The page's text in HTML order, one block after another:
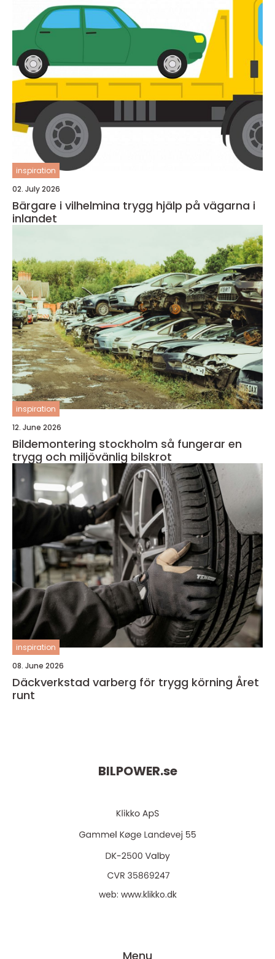
inspiration
02. July 2026
Bärgare i vilhelmina trygg hjälp på vägarna i
inlandet
inspiration
12. June 2026
Bildemontering stockholm så fungerar en
trygg och miljövänlig bilskrot
inspiration
08. June 2026
Däckverkstad varberg för trygg körning Året
runt
BILPOWER.se
web: www.klikko.dk
Menu